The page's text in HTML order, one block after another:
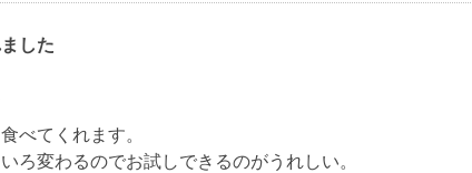
した
べてくれます。
ろ変わるのでお試しできるのがうれしい。